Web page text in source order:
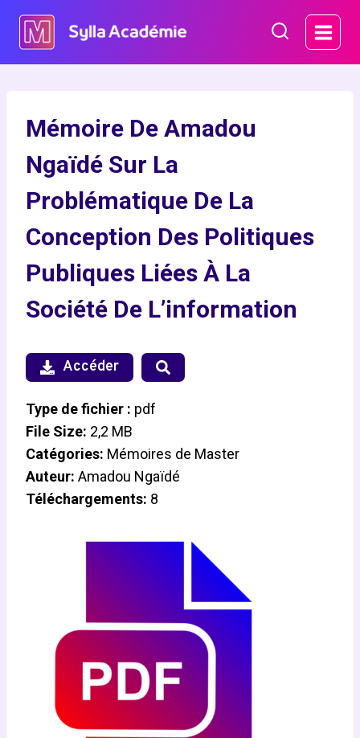
contenu
Mémoire De Amadou
Ngaïdé Sur La
Problématique De La
Conception Des Politiques
Publiques Liées À La
Société De L’information
Accéder
Type de fichier : pdf
File Size: 2,2 MB
Catégories: Mémoires de Master
Auteur: Amadou Ngaïdé
Téléchargements: 8